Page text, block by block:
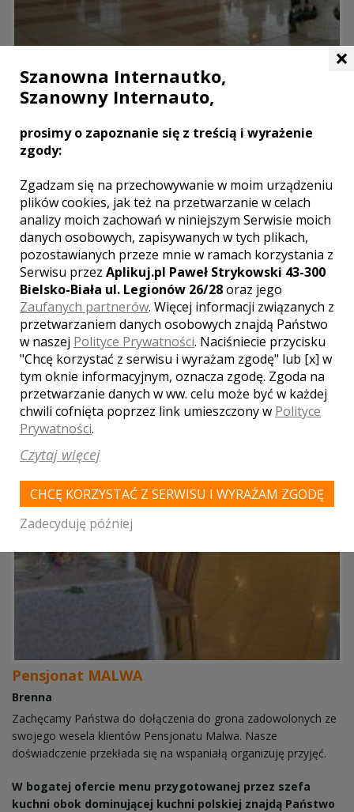
Pensjonat - Restauracja HAWANA
Brenna
Pensjonat "HAWANA" jest kompleksem wypoczynkowym, który
usytuowany jest na południowym zboczu góry Błatniej, nad
rzeką Brennicą, wzdłuż potoku Jatny.
Zapraszamy Państwa do organizacji wesela w górach!
miejsca noclegowe
parking
kuchnia
Liczba miejsc
150
Pensjonat MALWA
Brenna
Zachęcamy Państwa do dołączenia do grona zadowolonych ze
swojego wesela klientów Pensjonatu Malwa. Nasze
doświadczenie przekłada się na wspaniałą organizuję przyjęć.
W bogatej ofercie menu przygotowanej przez szefa
kuchni obok dominującej kuchni polskiej znajdą Państwo
×
Szanowna Internautko,
Szanowny Internauto,
prosimy o zapoznanie się z treścią i wyrażenie
zgody:
Zgadzam się na przechowywanie w moim urządzeniu
plików cookies, jak też na przetwarzanie w celach
analizy moich zachowań w niniejszym Serwisie moich
danych osobowych, zapisywanych w tych plikach,
pozostawianych przeze mnie w ramach korzystania z
Serwisu przez Aplikuj.pl Paweł Strykowski 43-300
Bielsko-Biała ul. Legionów 26/28oraz jego
Zaufanych partnerów. Więcej informacji związanych z
przetwarzaniem danych osobowych znajdą Państwo
w naszej Polityce Prywatności. Naciśniecie przycisku
"Chcę korzystać z serwisu i wyrażam zgodę" lub [x] w
tym oknie informacyjnym, oznacza zgodę. Zgoda na
przetwarzanie danych w ww. celu może być w każdej
chwili cofnięta poprzez link umieszczony w Polityce
Prywatności.
Czytaj więcej
CHCĘ KORZYSTAĆ Z SERWISU I WYRAŻAM ZGODĘ
Zadecyduję później